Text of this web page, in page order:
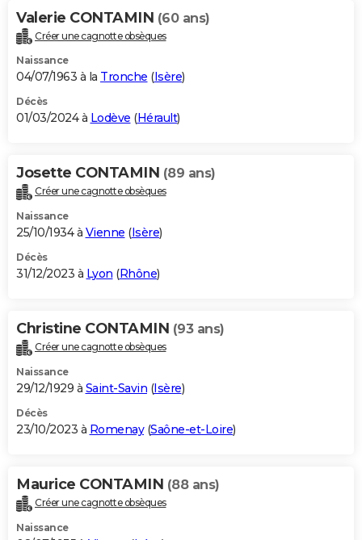
Valerie CONTAMIN (60 ans)
Créer une cagnotte obsèques
Naissance
04/07/1963 à la Tronche (Isère)
Décès
01/03/2024 à Lodève (Hérault)
Josette CONTAMIN (89 ans)
Créer une cagnotte obsèques
Naissance
25/10/1934 à Vienne (Isère)
Décès
31/12/2023 à Lyon (Rhône)
Christine CONTAMIN (93 ans)
Créer une cagnotte obsèques
Naissance
29/12/1929 à Saint-Savin (Isère)
Décès
23/10/2023 à Romenay(Saône-et-Loire)
Maurice CONTAMIN (88 ans)
Créer une cagnotte obsèques
Naissance